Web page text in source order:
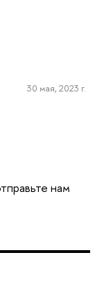
30 мая, 2023 г.
нам